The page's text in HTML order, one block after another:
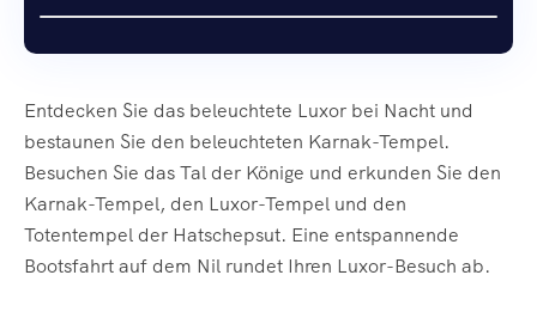
Entdecken Sie das beleuchtete Luxor bei Nacht und
bestaunen Sie den beleuchteten Karnak-Tempel.
Besuchen Sie das Tal der Könige und erkunden Sie den
Karnak-Tempel, den Luxor-Tempel und den
Totentempel der Hatschepsut. Eine entspannende
Bootsfahrt auf dem Nil rundet Ihren Luxor-Besuch ab.